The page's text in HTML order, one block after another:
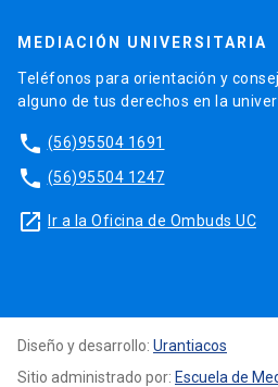
MEDIACIÓN UNIVERSITARIA
Teléfonos para orientación y
alguno de tus derechos en la
phone (56)95504 1691
phone (56)95504 1247
launch Ir a la Oficina de Ombuds UC
Diseño y desarrollo: Urantiacos
Sitio administrado por: Escuela de